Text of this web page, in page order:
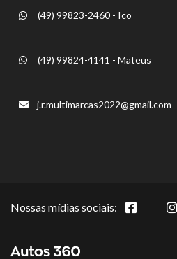
(49) 99823-2460 - Ico
(49) 99824-4141 - Mateus
j.r.multimarcas2022@gmail.com
Nossas mídias sociais: